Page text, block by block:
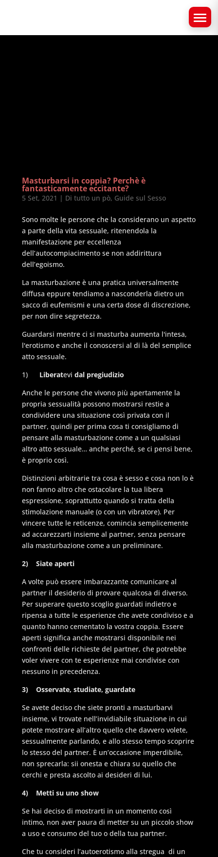
Masturbarsi in coppia? Perchè è
fantasticamente eccitante?
5 Set, 2021 | Di tutto un pò, Guide sul Sesso
Sono molte le persone che la considerano un aspetto
a parte della vita sessuale, ritenendola la
manifestazione per eccellenza
dell’autocompiacimento se non addirittura
dell’egoismo.
La masturbazione è una pratica universalmente
diffusa eppure tendiamo a nasconderla dietro un
sacco di eufemismi e una certa dose di discrezione,
per non dire segretezza.
Guardarsi mentre ci si masturba aumenta l'intesa,
l'erotismo e anche il conoscersi al di là del semplice
atto sessuale.
1) Liberatevi dal pregiudizio
Anche le persone che vivono più apertamente la
propria sessualità possono mostrarsi restie a
condividere una situazione così privata con il
partner, quindi per prima cosa ti consigliamo di
pensare alla masturbazione come a un qualsiasi
altro atto sessuale… anche perché, se ci pensi bene,
è proprio così.
Distinzioni arbitrarie tra cosa è sesso e cosa non lo è
non fanno altro che ostacolare la tua libera
espressione, soprattutto quando si tratta della
stimolazione manuale (o con un vibratore). Per
vincere tutte le reticenze, comincia semplicemente
ad accarezzarti insieme al partner, senza pensare
alla masturbazione come a un preliminare.
2) Siate aperti
A volte può essere imbarazzante comunicare al
partner il desiderio di provare qualcosa di diverso.
Per superare questo scoglio guardati indietro e
ripensa a tutte le esperienze che avete condiviso e a
quanto hanno cementato la vostra coppia. Essere
aperti significa anche mostrarsi disponibile nei
confronti delle richieste del partner, che potrebbe
voler vivere con te esperienze mai condivise con
nessuno in precedenza.
3) Osservate, studiate, guardate
Se avete deciso che siete pronti a masturbarvi
insieme, vi trovate nell’invidiabile situazione in cui
potete mostrare all’altro quello che davvero volete,
sessualmente parlando, e allo stesso tempo scoprire
lo stesso del partner. È un’occasione imperdibile,
non sprecarla: sii onesta e chiara su quello che
cerchi e presta ascolto ai desideri di lui.
4) Metti su uno show
Se hai deciso di mostrarti in un momento così
intimo, non aver paura di metter su un piccolo show
a uso e consumo del tuo o della tua partner.
Che tu consideri l’autoerotismo alla stregua di un